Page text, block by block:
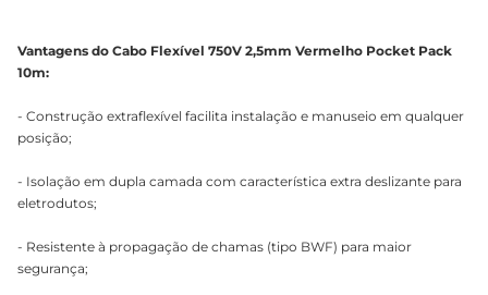
Vantagens do Cabo Flexível 750V 2,5mm Vermelho Pocket Pack
10m:
- Construção extraflexível facilita instalação e manuseio em qualquer
posição;
- Isolação em dupla camada com característica extra deslizante para
eletrodutos;
- Resistente à propagação de chamas (tipo BWF) para maior
segurança;